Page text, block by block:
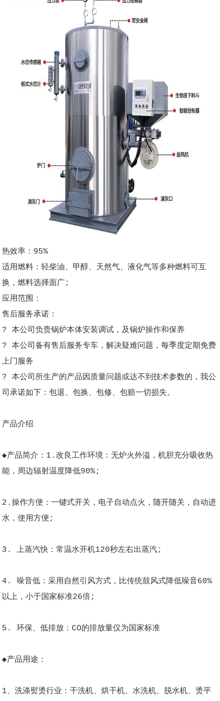
热效率：95%
适用燃料：轻柴油、甲醇、天然气、液化气等多种燃料可互
换，燃料选择面广;
应用范围：
售后服务承诺：
? 本公司负责锅炉本体安装调试，及锅炉操作和保养
? 本公司备有售后服务专车，解决疑难问题，每季度定期免费
上门服务
? 本公司所生产的产品因质量问题或达不到技术参数的，我公
司承诺如下：包退、包换、包修、包赔一切损失。
产品介绍
◆产品简介：1.改良工作环境：无炉火外溢，机胆充分吸收热
能，周边辐射温度降低90%;
2.操作方便：一键式开关，电子自动点火，随开随关，自动进
水，使用方便;
3. 上蒸汽快：常温水开机120秒左右出蒸汽;
4. 噪音低：采用自然引风方式，比传统鼓风式降低噪音60%
以上，小于国家标准26倍;
5. 环保、低排放：CO的排放量仅为国家标准
◆产品用途：
1、洗涤熨烫行业：干洗机、烘干机、水洗机、脱水机、烫平